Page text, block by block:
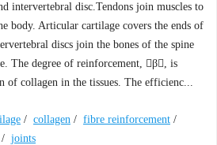
intervertebral disc.Tendons join muscles to
body. Articular cartilage covers the ends of
discs join the bones of the spine
The degree of reinforcement, β, is
of collagen in the tissues. The efficienc...
/ collagen / fibre reinforcement /
/ joints